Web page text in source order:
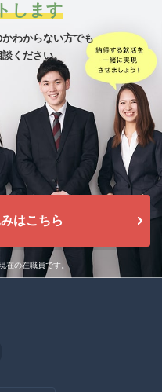
します
わからない方でも
ください。
はこちら
在の在職員です。